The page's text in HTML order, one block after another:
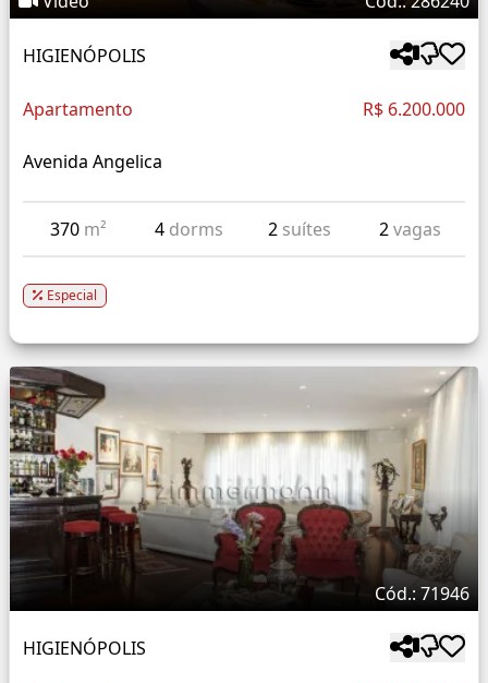
HIGIENÓPOLIS
Apartamento R$ 6.200.000
Avenida Angelica
370 m² 4 dorms 2 suítes 2vagas
Especial
Cód.: 71946
HIGIENÓPOLIS